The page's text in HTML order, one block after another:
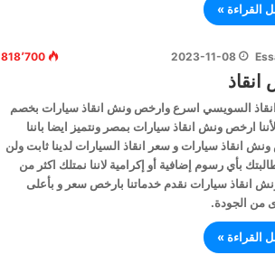
القراءة »
2023-11-08 818٬700
السويسي اسرع وارخص ونش انقاذ سيارات بخصم
لأننا ارخص ونش انقاذ سيارات بمصر ونتميز ايضا باننا
انقاذ سيارات و سعر انقاذ السيارات لدينا ثابت ولن
بأي رسوم إضافية أو إكرامية لاننا نمتلك اكثر من
ونش انقاذ سيارات نقدم خدماتنا بارخص سعر و بأعلى
من الجودة.
القراءة »